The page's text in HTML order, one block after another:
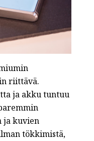
riittävä.
ja akku tuntuu
ja kuvien
tökkimistä,